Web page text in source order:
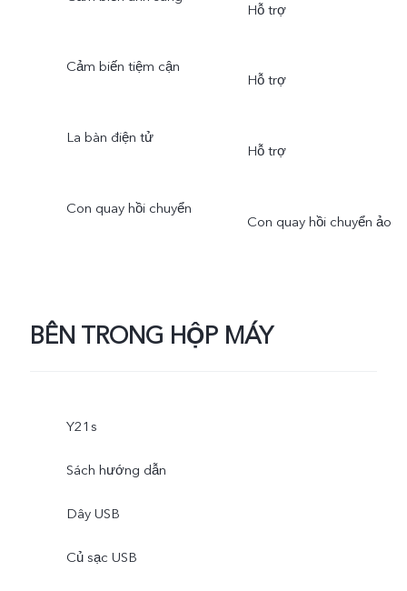
Hỗ trợ
Cảm biến tiệm cận
Hỗ trợ
La bàn điện tử
Hỗ trợ
Con quay hồi chuyển
Con quay hồi chuyển ảo
BÊN TRONG HỘP MÁY
Y21s
Sách hướng dẫn
Dây USB
Củ sạc USB